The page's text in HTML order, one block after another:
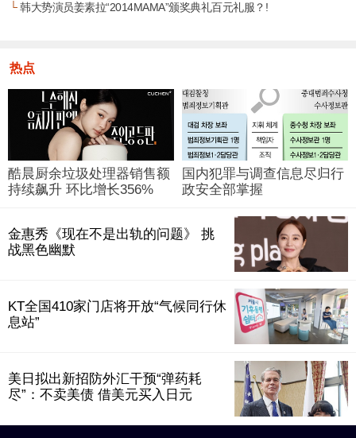
└韩大势演员姜素拉“2014MAMA”颁奖典礼百元礼服？!
热点
酷晨厨余垃圾处理器销售额
持续飙升 环比增长356%
国内犯罪与调查信息尽归行
政安全部掌握
金惠秀《现在不是出轨的问题》 挑
战黑色幽默
KT全国410家门店将开放“气候同行休
息站”
美日拟出新招防外汇干预“弹药耗
尽”：不卖美债 借美元买入日元